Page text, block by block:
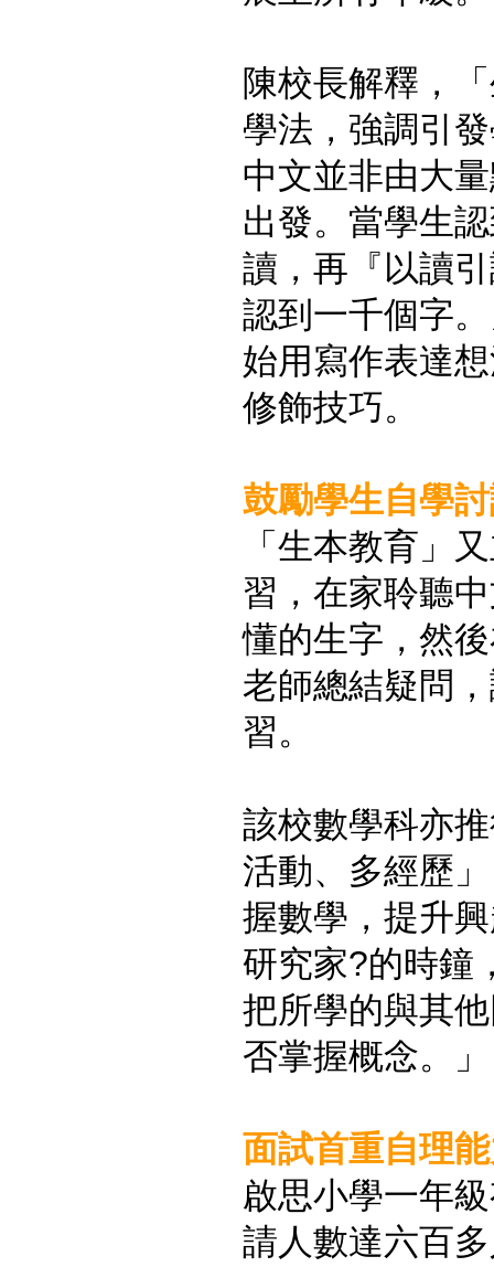
陳校長解釋，
學法，強調引
中文並非由大
出發。當學生
讀，再『以讀
認到一千個字
始用寫作表達
修飾技巧。
鼓勵學生自學
「生本教育」
習，在家聆聽
懂的生字，然
老師總結疑問
習。
該校數學科亦
活動、多經歷
握數學，提升
研究家?的時鐘
把所學的與其
否掌握概念。」
面試首重自理
啟思小學一年
請人數達六百